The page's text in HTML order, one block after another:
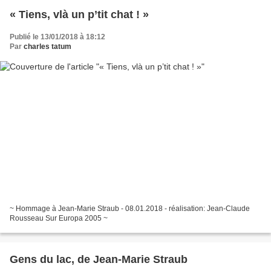
« Tiens, vlà un p’tit chat ! »
Publié le 13/01/2018 à 18:12
Par charles tatum
~ Hommage à Jean-Marie Straub - 08.01.2018 - réalisation: Jean-Claude
Rousseau Sur Europa 2005 ~
Gens du lac, de Jean-Marie Straub